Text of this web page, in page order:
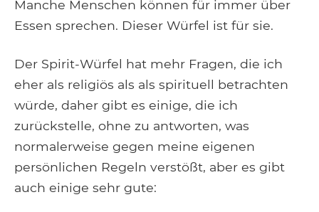
Manche Menschen können für immer über
Essen sprechen. Dieser Würfel ist für sie.
Der Spirit-Würfel hat mehr Fragen, die ich
eher als religiös als als spirituell betrachten
würde, daher gibt es einige, die ich
zurückstelle, ohne zu antworten, was
normalerweise gegen meine eigenen
persönlichen Regeln verstößt, aber es gibt
auch einige sehr gute: